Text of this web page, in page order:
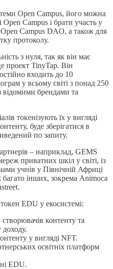
Open Campus, його можна
Campus і брати участь у
Campus DAO, а також для
протоколу.
з нуля, так як він має
проект TinyTap. Він
входить до 10
у всьому світі з понад 250
відомими брендами та
токенізують їх у вигляді
буде зберігатися в
по запиту.
– наприклад, GEMS
приватних шкіл у світі, із
учнів у Північній Африці
інших, зокрема Animoca
EDU у екосистемі:
контенту та
доходу.
у вигляді NFT.
освітніх платформ
EDU.